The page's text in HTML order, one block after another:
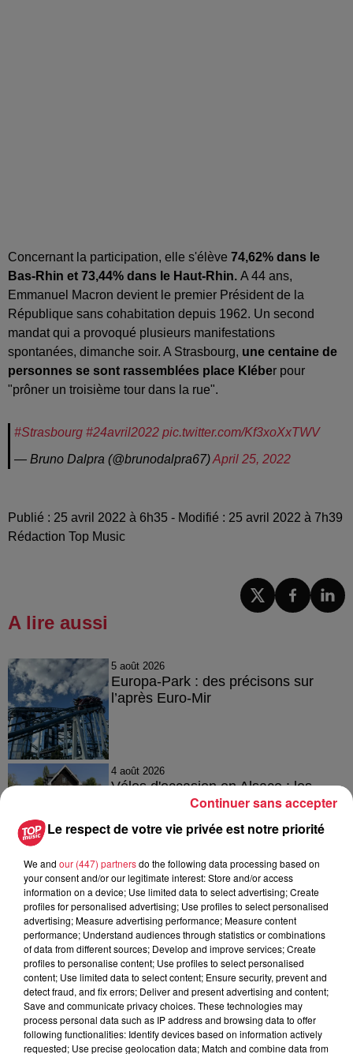
Concernant la participation, elle s'élève 74,62% dans le
Bas-Rhin et 73,44% dans le Haut-Rhin. A 44 ans,
Emmanuel Macron devient le premier Président de la
République sans cohabitation depuis 1962. Un second
mandat qui a provoqué plusieurs manifestations
spontanées, dimanche soir. A Strasbourg, une centaine de
personnes se sont rassemblées place Kléber pour
"prôner un troisième tour dans la rue".
#Strasbourg #24avril2022 pic.twitter.com/Kf3xoXxTWV
— Bruno Dalpra (@brunodalpra67)April 25, 2022
Publié : 25 avril 2022 à 6h35 - Modifié : 25 avril 2022 à 7h39
Rédaction Top Music
A lire aussi
5 août 2026
Europa-Park : des précisons sur
l’après Euro-Mir
4 août 2026
Vélos d'occasion en Alsace : les
meilleures adresses pour rouler à...
4 août 2026
Bischheim : disparition d’une
adolescente de 16 ans
À découvrir également
Le respect de votre vie privée est notre priorité
We and our (447) partnersdo the following data processing based on
your consent and/or our legitimate interest: Store and/or access
information on a device; Use limited data to select advertising; Create
profiles for personalised advertising; Use profiles to select personalised
advertising; Measure advertising performance; Measure content
performance; Understand audiences through statistics or combinations
of data from different sources; Develop and improve services; Create
profiles to personalise content; Use profiles to select personalised
content; Use limited data to select content; Ensure security, prevent and
detect fraud, and fix errors; Deliver and present advertising and content;
Save and communicate privacy choices. These technologies may
process personal data such as IP address and browsing data to offer
following functionalities: Identify devices based on information actively
requested; Use precise geolocation data; Match and combine data from
Continuer sans accepter